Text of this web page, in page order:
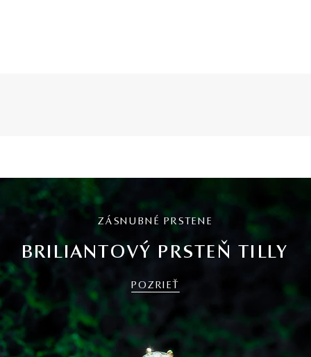
ZÁSNUBNÉ PRSTENE
BRILIANTOVÝ PRSTEŇ TILLY
POZRIEŤ